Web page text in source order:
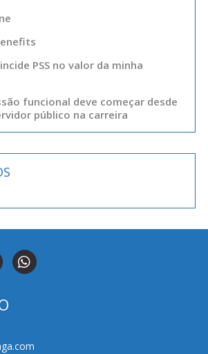
PSS no valor da minha
funcional deve começar desde
público na carreira